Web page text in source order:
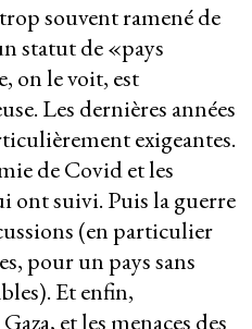
souvent ramené de
statut de «pays
on le voit, est
Les dernières années
exigeantes.
de Covid et les
ont suivi. Puis la guerre
(en particulier
pour un pays sans
Et enfin,
et les menaces des